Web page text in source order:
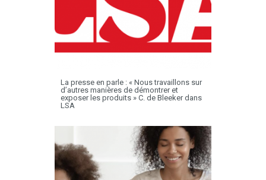
La presse en parle : « Nous travaillons sur
d’autres manières de démontrer et
exposer les produits » C. de Bleeker dans
LSA